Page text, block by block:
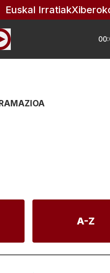
Euskal Irratiak
A-Z